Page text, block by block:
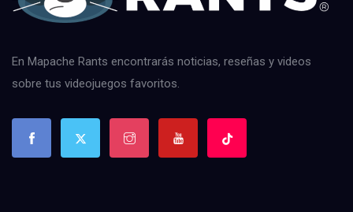
En Mapache Rants encontrarás noticias, reseñas y videos
sobre tus videojuegos favoritos.